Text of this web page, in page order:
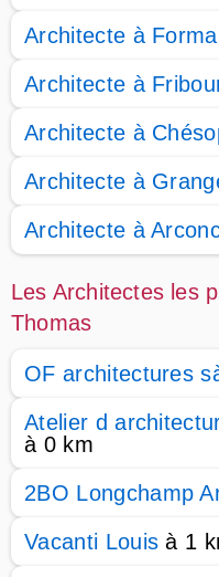
Architecte à
Architecte à
Architecte à
Architecte à
Architecte à
Les Architectes les
Thomas
OF architectures
Atelier d
à 0 km
2BO Longchamp
Vacanti Louis à 1